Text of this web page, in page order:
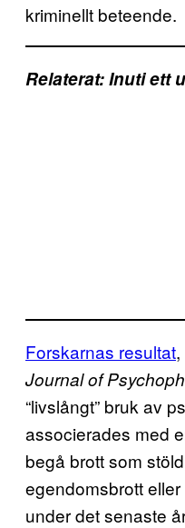
kriminellt beteende.
Relaterat: Inuti ett
Forskarnas resultat
Journal of
“livslångt” bruk av
associerades med
begå brott som
egendomsbrott
under det senaste